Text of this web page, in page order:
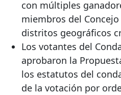
con múltiples
miembros del
distritos geográficos
Los votantes del
aprobaron la
los estatutos del
de la votación por